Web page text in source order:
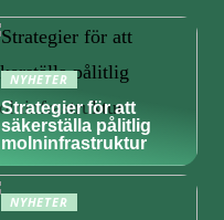
NYHETER
Strategier för att
säkerställa pålitlig
molninfrastruktur
NYHETER